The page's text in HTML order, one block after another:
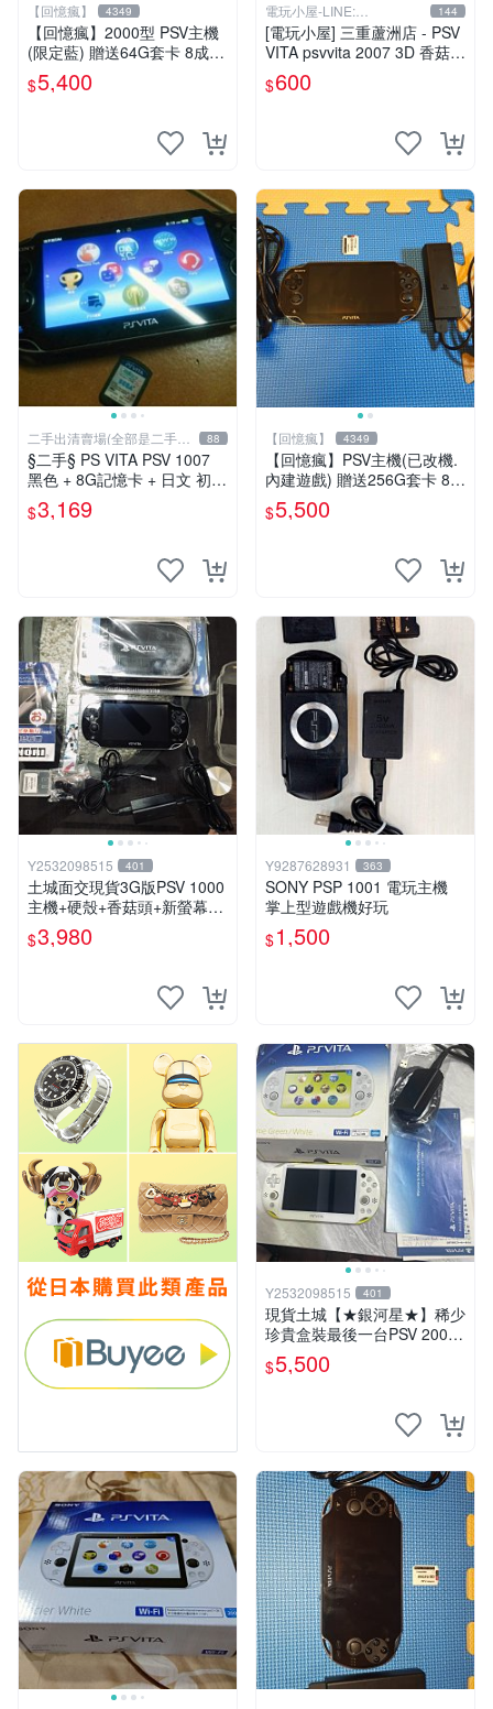
【回憶瘋】 4349
【回憶瘋】2000型 PSV主機
(限定藍) 贈送64G套卡 8成5
新 遊戲機 PSVITA
$5,400
電玩小屋-LINE:
@AHZ5142U
144
[電玩小屋] 三重蘆洲店 - PSV
VITA psvvita 2007 3D 香菇
方向 類比 故障 [維修]
$600
二手出清賣場(全部是二手商
品)
88
§二手§ PS VITA PSV 1007
黑色 + 8G記憶卡 + 日文 初音
未來 F 2nd 遊戲卡片｜郵局
寄送｜未含運｜購買前請私訊
$3,169
【回憶瘋】 4349
【回憶瘋】PSV主機(已改機.
內建遊戲) 贈送256G套卡 8成
新 遊戲機 PSVITA
$5,500
Y2532098515 401
土城面交現貨3G版PSV 1000
主機+硬殼+香菇頭+新螢幕玻
璃貼+初音掛繩+可改機版本8
成新 一年保修如照片所有的
$3,980
Y9287628931 363
SONY PSP 1001 電玩主機
掌上型遊戲機好玩
$1,500
Y2532098515 401
現貨土城【★銀河星★】稀少
珍貴盒裝最後一台PSV 2000
主機.PSV2000 品質保證日版
可轉換中文
$5,500